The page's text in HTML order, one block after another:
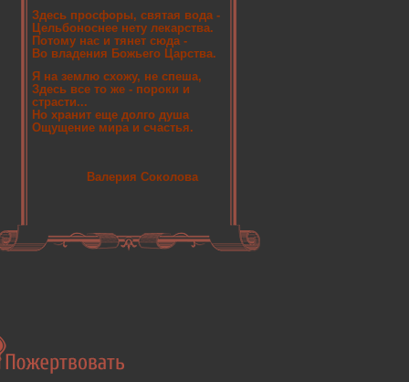
Здесь просфоры, святая вода -
Цельбоноснее нету лекарства.
Потому нас и тянет сюда -
Во владения Божьего Царства.
Я на землю схожу, не спеша,
Здесь все то же - пороки и
страсти...
Но хранит еще долго душа
Ощущение мира и счастья.
Валерия Соколова